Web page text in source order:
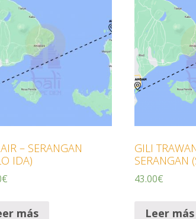
– SERANGAN
IDA)
€
más
GILI
SERANGAN
43.00€
Leer más